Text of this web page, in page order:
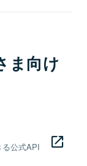
ま向け
公式API